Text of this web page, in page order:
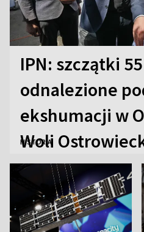
IPN: szczątki
odnalezione
ekshumacji w
Woli
HISTORIA